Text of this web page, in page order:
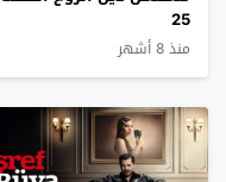
25
منذ 8 أشهر